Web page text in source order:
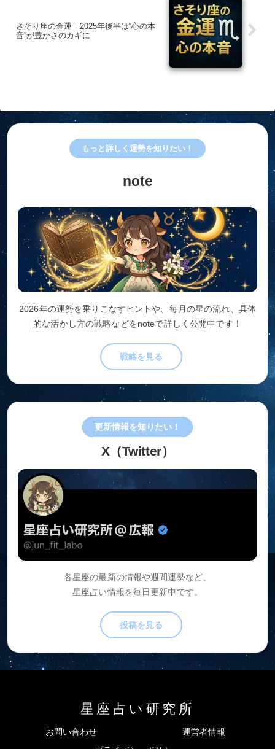
さそり座の金運｜2025年後半は“心の本
音”が豊かさのカギに
もっと詳しく運勢を知りたい！
note
2026年の運勢を乗りこなすヒントや、毎月の星の流れ、具体
的な活かし方の戦略などをnoteで詳しく公開中です！
戦略を見る
更新情報を知りたい！
X（Twitter）
各星座の最新の情報や週間運勢など、
星座占い情報を毎日更新中です。
投稿を見る
星座占い研究所
お問い合わせ
運営者情報